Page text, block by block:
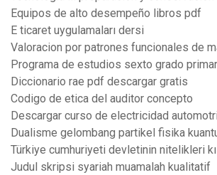
Equipos de alto desempeño libros pdf
E ticaret uygulamaları dersi
Valoracion por patrones funcionales de
Programa de estudios sexto grado
Diccionario rae pdf descargar gratis
Codigo de etica del auditor concepto
Descargar curso de electricidad
Dualisme gelombang partikel fisika
Türkiye cumhuriyeti devletinin nitelikleri
Judul skripsi syariah muamalah kualitatif